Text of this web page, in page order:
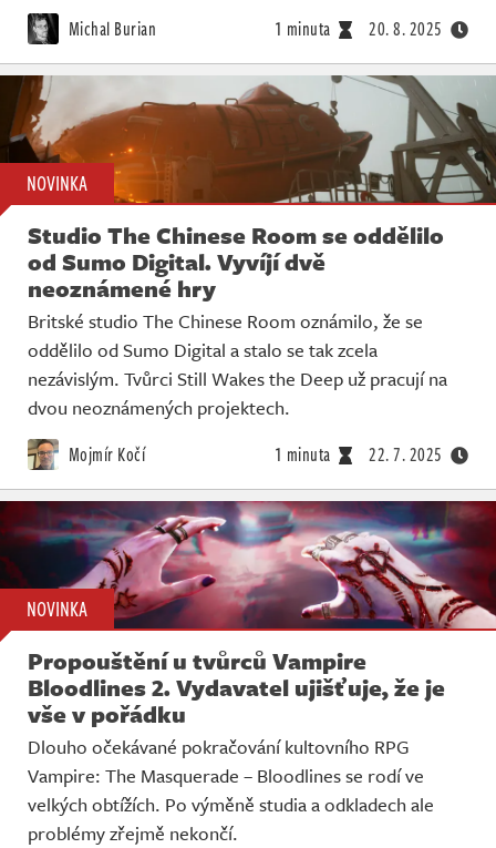
Michal Burian 1 minuta 20. 8. 2025
NOVINKA
Studio The Chinese Room se oddělilo
od Sumo Digital. Vyvíjí dvě
neoznámené hry
Britské studio The Chinese Room oznámilo, že se
oddělilo od Sumo Digital a stalo se tak zcela
nezávislým. Tvůrci Still Wakes the Deep už pracují na
dvou neoznámených projektech.
Mojmír Kočí 1 minuta 22. 7. 2025
NOVINKA
Propouštění u tvůrců Vampire
Bloodlines 2. Vydavatel ujišťuje, že je
vše v pořádku
Dlouho očekávané pokračování kultovního RPG
Vampire: The Masquerade – Bloodlines se rodí ve
velkých obtížích. Po výměně studia a odkladech ale
problémy zřejmě nekončí.